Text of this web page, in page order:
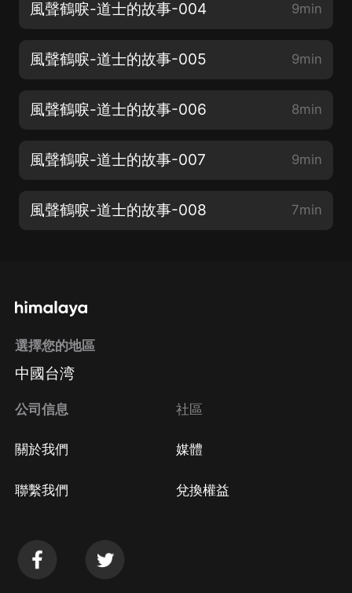
風聲鶴唳-道士的故事-004 9min
風聲鶴唳-道士的故事-005 9min
風聲鶴唳-道士的故事-006 8min
風聲鶴唳-道士的故事-007 9min
風聲鶴唳-道士的故事-008 7min
選擇您的地區
中國台湾
公司信息
關於我們
聯繫我們
社區
媒體
兌換權益